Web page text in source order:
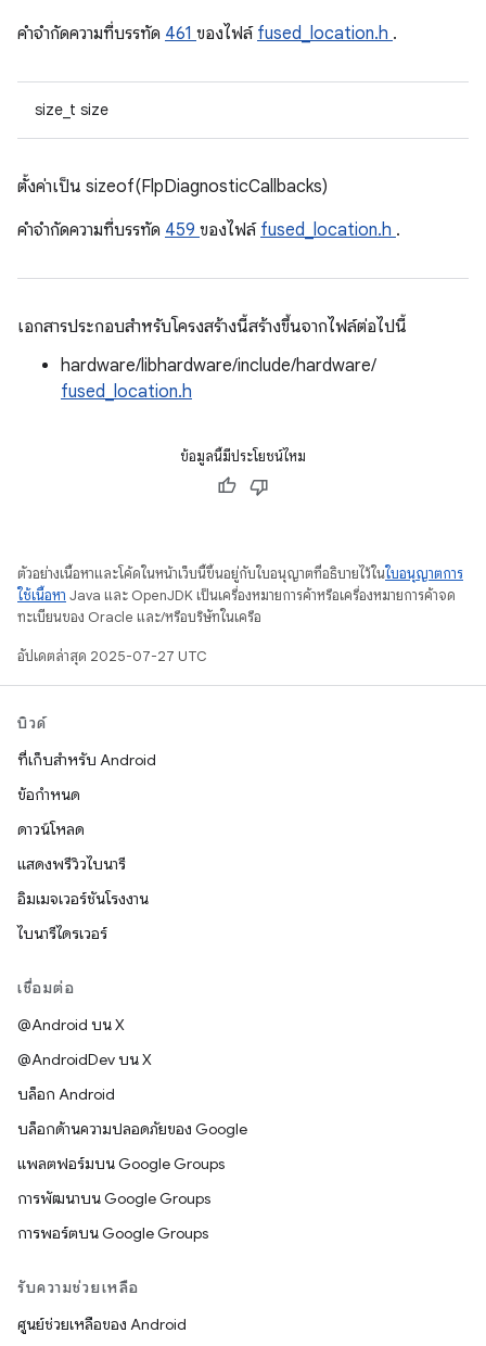
คําจํากัดความที่บรรทัด 461 ของไฟล์ fused_location.h .
size_t size
ตั้งค่าเป็น sizeof(FlpDiagnosticCallbacks)
คําจํากัดความที่บรรทัด 459 ของไฟล์ fused_location.h .
เอกสารประกอบสำหรับโครงสร้างนี้สร้างขึ้นจากไฟล์ต่อไปนี้
hardware/libhardware/include/hardware/
fused_location.h
ข้อมูลนี้มีประโยชน์ไหม
ตัวอย่างเนื้อหาและโค้ดในหน้าเว็บนี้ขึ้นอยู่กับใบอนุญาตที่อธิบายไว้ในใบอนุญาตการ
ใช้เนื้อหา Java และ OpenJDK เป็นเครื่องหมายการค้าหรือเครื่องหมายการค้าจด
ทะเบียนของ Oracle และ/หรือบริษัทในเครือ
อัปเดตล่าสุด 2025-07-27 UTC
บิวด์
ที่เก็บสำหรับ Android
ข้อกำหนด
ดาวน์โหลด
แสดงพรีวิวไบนารี
อิมเมจเวอร์ชันโรงงาน
ไบนารีไดรเวอร์
เชื่อมต่อ
@Android บน X
@AndroidDev บน X
บล็อก Android
บล็อกด้านความปลอดภัยของ Google
แพลตฟอร์มบน Google Groups
การพัฒนาบน Google Groups
การพอร์ตบน Google Groups
รับความช่วยเหลือ
ศูนย์ช่วยเหลือของ Android